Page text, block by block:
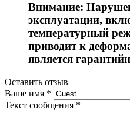
Внимание:
эксплуатации,
температурный
приводит к
является
Оставить отзыв
Ваше имя *
Текст сообщения *